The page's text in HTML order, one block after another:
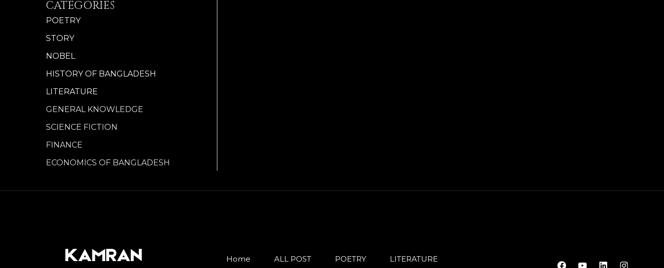
CATEGORIES
POETRY
STORY
NOBEL
HISTORY OF BANGLADESH
LITERATURE
GENERAL KNOWLEDGE
SCIENCE FICTION
FINANCE
ECONOMICS OF BANGLADESH
Home ALL POST POETRY
LITERATURE